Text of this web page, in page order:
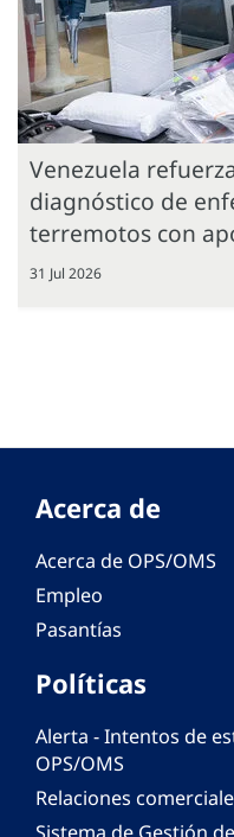
Venezuela
diagnóstico de
terremotos con
31 Jul 2026
Acerca de
Acerca de OPS/OMS
Empleo
Pasantías
Políticas
Alerta - Intentos de
OPS/OMS
Relaciones